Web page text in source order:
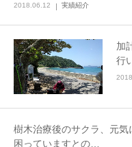
2018.06.12 実績紹介
加
行
樹木治療後のサクラ、元気
困っていますとの…